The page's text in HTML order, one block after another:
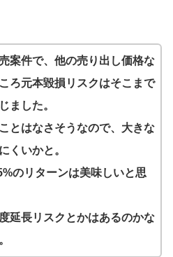
案件で、他の売り出し価格な
ろ元本毀損リスクはそこまで
ました。
とはなさそうなので、大きな
くいかと。
のリターンは美味しいと思
延長リスクとかはあるのかな